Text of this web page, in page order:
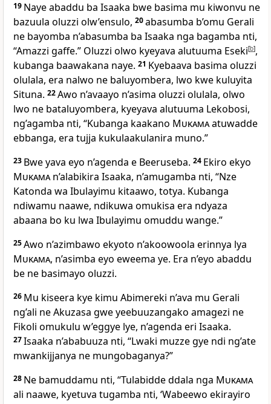
19 Naye abaddu ba Isaaka bwe basima mu kiwonvu ne
bazuula oluzzi olw’ensulo, 20abasumba b’omu Gerali
ne bayomba n’abasumba ba Isaaka nga bagamba nti,
“Amazzi gaffe.” Oluzzi olwo kyeyava alutuuma Eseki[b],
kubanga baawakana naye. 21 Kyebaava basima oluzzi
olulala, era nalwo ne baluyombera, lwo kwe kuluyita
Situna. 22Awo n’avaayo n’asima oluzzi olulala, olwo
lwo ne bataluyombera, kyeyava alutuuma Lekobosi,
ng’agamba nti, “Kubanga kaakano Mukamaatuwadde
ebbanga, era tujja kukulaakulanira muno.”
23 Bwe yava eyo n’agenda e Beeruseba. 24 Ekiro ekyo
Mukaman’alabikira Isaaka, n’amugamba nti, “Nze
Katonda wa Ibulayimu kitaawo, totya. Kubanga
ndiwamu naawe, ndikuwa omukisa era ndyaza
abaana bo ku lwa Ibulayimu omuddu wange.”
25Awo n’azimbawo ekyoto n’akoowoola erinnya lya
Mukama, n’asimba eyo eweema ye. Era n’eyo abaddu
be ne basimayo oluzzi.
26 Mu kiseera kye kimu Abimereki n’ava mu Gerali
ng’ali ne Akuzasa gwe yeebuuzangako amagezi ne
Fikoli omukulu w’eggye lye, n’agenda eri Isaaka.
27Isaaka n’ababuuza nti, “Lwaki muzze gye ndi ng’ate
mwankijjanya ne mungobaganya?”
28 Ne bamuddamu nti, “Tulabidde ddala nga Mukama
ali naawe, kyetuva tugamba nti, ‘Wabeewo ekirayiro